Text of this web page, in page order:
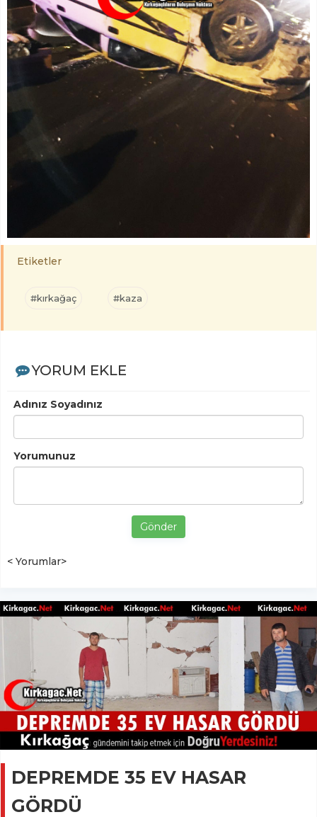
Etiketler
#kırkağaç #kaza
YORUM EKLE
Adınız Soyadınız
Yorumunuz
Gönder
< Yorumlar>
DEPREMDE 35 EV HASAR
GÖRDÜ